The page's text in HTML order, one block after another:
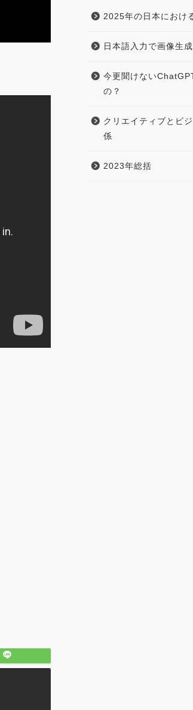
2025年の日本におけ
日本語入力で画像生
今更聞けない
の？
クリエイティブとビ
係
2023年総括